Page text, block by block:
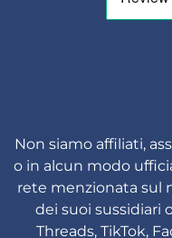
Non siamo affiliati,
o in alcun modo
rete menzionata sul
dei suoi sussidiari
Threads, TikTok,